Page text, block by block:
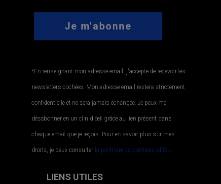
*En renseignant mon adresse email, j'accepte de recevoir les
newsletters cochées. Mon adresse email restera strictement
confidentielle et ne sera jamais échangée. Je peux me
désabonner en un clin d'œil grâce au lien présent dans
chaque email que je reçois. Pour en savoir plus sur mes
droits, je peux consulter la politique de confidentialité..
LIENS UTILES